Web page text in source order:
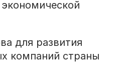
для развития
компаний страны